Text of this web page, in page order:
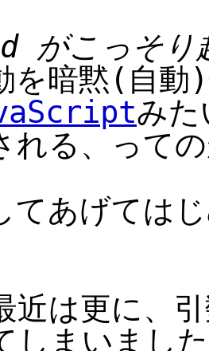
がこっそり
を暗黙(自
みた
れる、って
てあげては
近は更に、
しまいまし